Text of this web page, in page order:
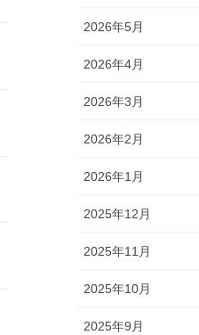
2026年5月
2026年4月
2026年3月
2026年2月
2026年1月
2025年12月
2025年11月
2025年10月
2025年9月